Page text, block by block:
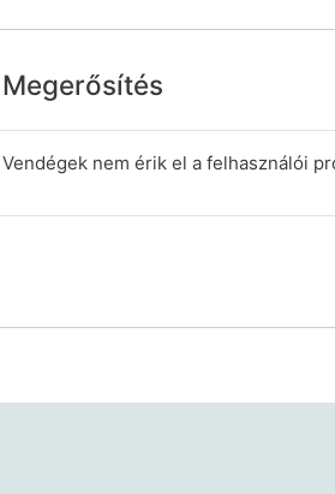
Megerősítés
Vendégek nem érik el a felhasználói